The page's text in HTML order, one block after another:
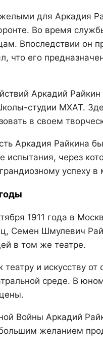
для Аркадия
Во время
Впоследствии он
что его
Аркадий
студии МХАТ.
в своем
Аркадия Райкина
испытания, через
успеху в
1911 года в
Семен Шмулевич
в том же театре.
и искусству
среде. В
Войны Аркадий
желанием